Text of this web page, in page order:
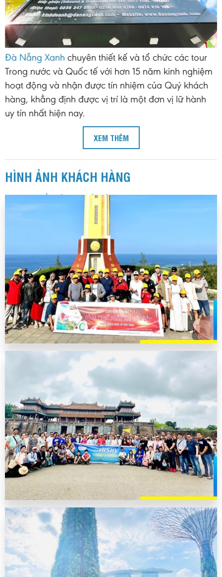
Đà Nẵng Xanh chuyên thiết kế và tổ chức các tour
Trong nước và Quốc tế với hơn 15 năm kinh nghiệm
hoạt động và nhận được tín nhiệm của Quý khách
hàng, khẳng định được vị trí là một đơn vị lữ hành
uy tín nhất hiện nay.
XEM THÊM
HÌNH ẢNH KHÁCH HÀNG
ÔNG TY CỔ PHẦN HAI BỐN BẢY
TẬP ĐOÀN AISIN
CÔNG TY HOÀNG PHÚC NGÂN